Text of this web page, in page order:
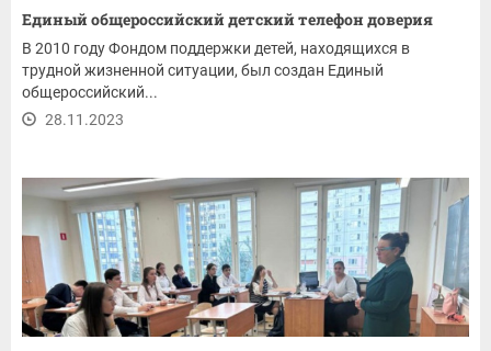
Единый общероссийский детский телефон доверия
В 2010 году Фондом поддержки детей, находящихся в
трудной жизненной ситуации, был создан Единый
общероссийский...
28.11.2023